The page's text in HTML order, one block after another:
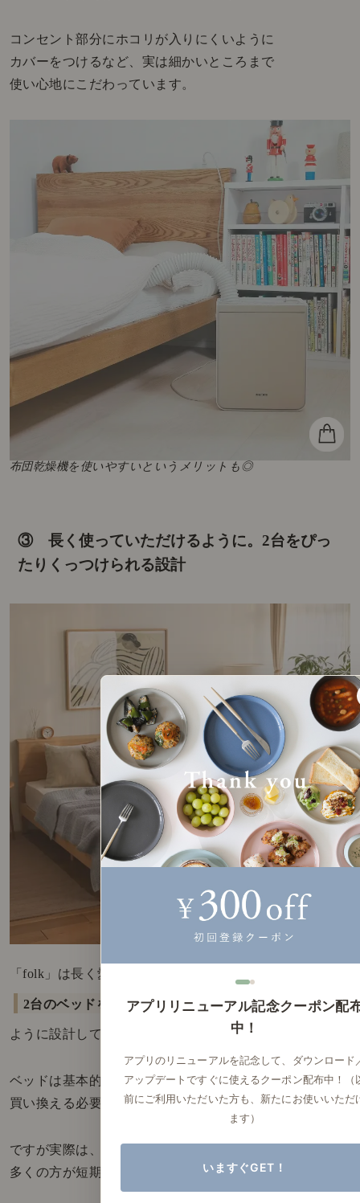
コンセント部分にホコリが入りにくいように
カバーをつけるなど、実は細かいところまで
使い心地にこだわっています。
布団乾燥機を使いやすいというメリットも◎
③ 長く使っていただけるように。 2台をぴっ
たりくっつけられる設計
「folk」は長く愛用いただける工夫として、
2台のベッドをぴったりとくっつけられる
ように設計しています。
ベッドは基本的に傷みづらく、
買い換える必要のない家具です。
ですが実際は、
多くの方が短期間でベッドを買い替えます。
アプリリニューアル記念クーポン配
中！
アプリのリニューアルを記念して、ダウンロード
アップデートですぐに使えるクーポン配布中！（
前にご利用いただいた方も、新たにお使いいただ
ます）
いますぐGET！